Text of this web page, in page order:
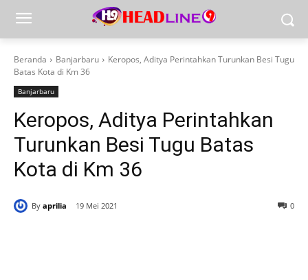
Beranda Banjarbaru
Keropos, Aditya Perintahkan Turunkan Besi Tugu
Batas Kota di Km 36
Banjarbaru
Keropos, Aditya Perintahkan
Turunkan Besi Tugu Batas
Kota di Km 36
By aprilia 19 Mei 2021 0